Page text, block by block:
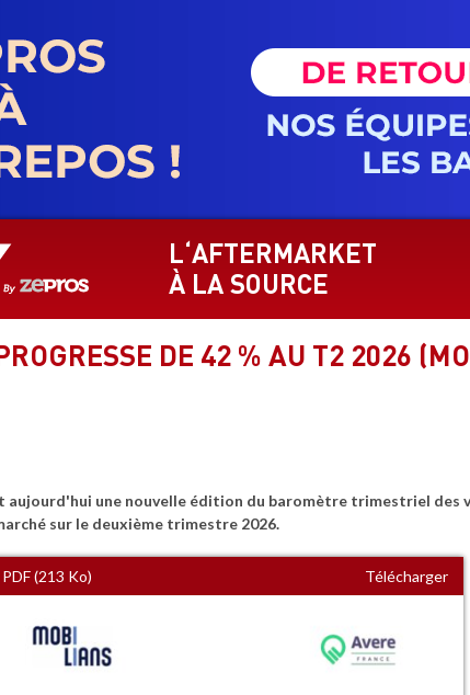
L‘AFTERMARKET
À LA SOURCE
DE 42 % AU T2 2026
aujourd'hui une nouvelle édition du baromètre trimestriel des
sur le deuxième trimestre 2026.
PDF (213 Ko) Télécharger